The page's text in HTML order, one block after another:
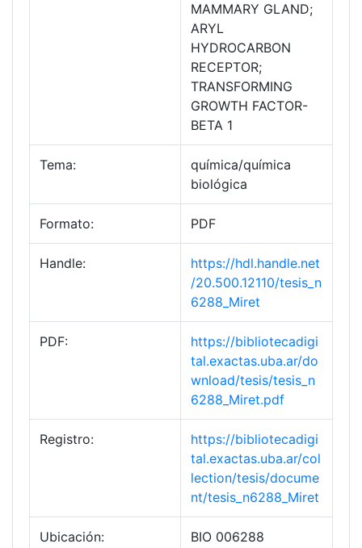
MAMMARY GLAND;
ARYL
HYDROCARBON
RECEPTOR;
TRANSFORMING
GROWTH FACTOR-
BETA 1
Tema:
química/química
biológica
Formato: PDF
Handle:
https://hdl.handle.net
/20.500.12110/tesis_n
6288_Miret
PDF:
https://bibliotecadigi
tal.exactas.uba.ar/do
wnload/tesis/tesis_n
6288_Miret.pdf
Registro:
https://bibliotecadigi
tal.exactas.uba.ar/col
lection/tesis/docume
nt/tesis_n6288_Miret
Ubicación: BIO 006288